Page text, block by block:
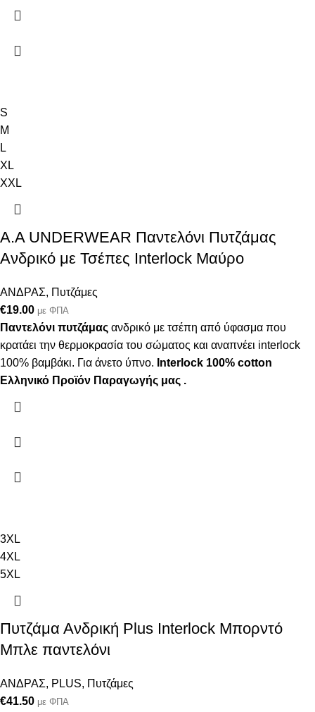
S
M
L
XL
XXL
A.A UNDERWEAR Παντελόνι Πυτζάμας
Ανδρικό με Τσέπες Interlock Μαύρο
ΑΝΔΡΑΣ, Πυτζάμες
€19.00 με ΦΠΑ
Παντελόνι πυτζάμας ανδρικό με τσέπη από ύφασμα που
κρατάει την θερμοκρασία του σώματος και αναπνέει interlock
100% βαμβάκι. Για άνετο ύπνο. Interlock 100% cotton
Ελληνικό Προϊόν Παραγωγής μας .
3XL
4XL
5XL
Πυτζάμα Ανδρική Plus Interlock Μπορντό
Μπλε παντελόνι
ΑΝΔΡΑΣ, PLUS, Πυτζάμες
€41.50 με ΦΠΑ